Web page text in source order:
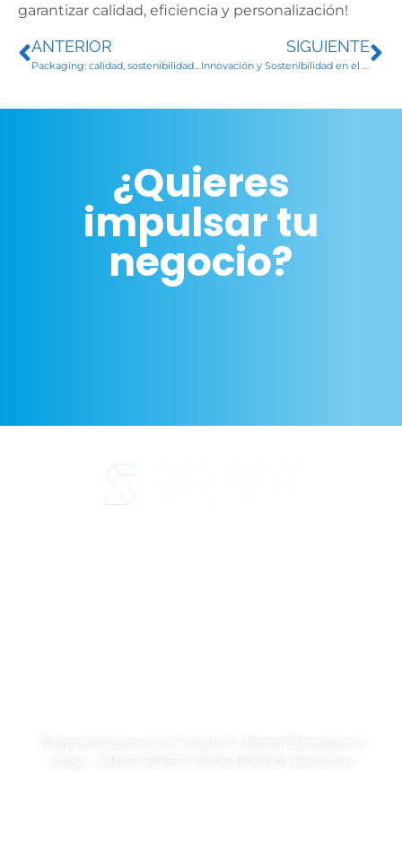
garantizar calidad, eficiencia y personalización!
ANTERIOR
Packaging: calidad, sostenibilidad e innovación
SIGUIENTE
Innovación y Sostenibilidad en el Fleje: ¿Por Qué Elegir P.E.T. Frente a P.P.?
¿Quieres
impulsar tu
negocio?